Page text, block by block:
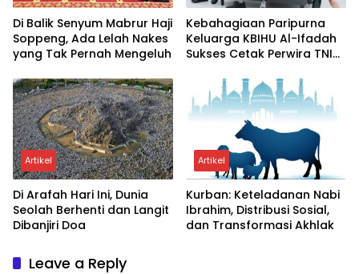
Di Balik Senyum Mabrur Haji
Soppeng, Ada Lelah Nakes
yang Tak Pernah Mengeluh
Kebahagiaan Paripurna
Keluarga KBIHU Al-Ifadah
Sukses Cetak Perwira TNI
Artikel
Di Arafah Hari Ini, Dunia
Seolah Berhenti dan Langit
Dibanjiri Doa
Artikel
Kurban: Keteladanan Nabi
Ibrahim, Distribusi Sosial,
dan Transformasi Akhlak
Leave a Reply